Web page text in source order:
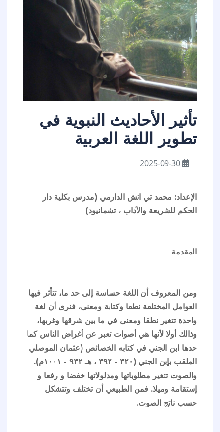
تأثير الأحاديث النبوية في
تطوير اللغة العربية
الإعداد: محمد تي اتش الدارمي (مدرس بكلية دار
الحكم للشريعة والآداب ، تشمانيود)
المقدمة
ومن المعروف أن اللغة حساسة إلى حد ما، تتأثر فيها
العوامل المختلفة نطقا وكتابة ومعنى، فنرى أن لغة
واحدة تتغير نطقا ومعنى في ما بين شرقها وغربها،
وذالك أولا لأنها هي أصوات تعبر عن أغراض الناس كما
حدها ابن الجني في كتابه الخصائص (عثمان الموصلي
الملقب بإبن الجني (٣٢٠ - ٣٩٢ ، ھـ ٩٣٢ - ١٠٠١م).
والصوت تتغير مطلوباتها ومدلولاتها خفضا و رفعا و
إستقامة وميلا. فمن الطبيعي أن تختلف وتتشكل
حسب ناتج الصوت.